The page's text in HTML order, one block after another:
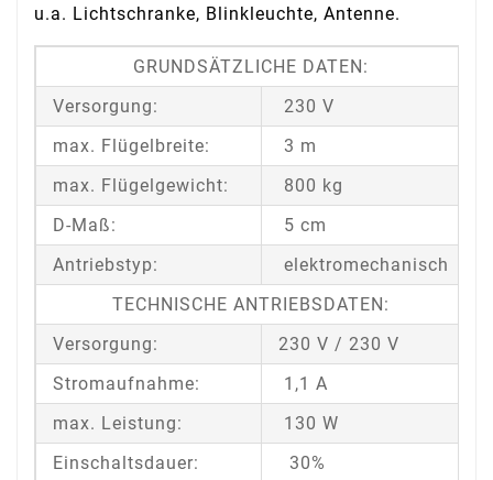
u.a. Lichtschranke, Blinkleuchte, Antenne.
GRUNDSÄTZLICHE DATEN:
Versorgung:
230 V
max. Flügelbreite:
3 m
max. Flügelgewicht:
800 kg
D-Maß:
5 cm
Antriebstyp:
elektromechanisch
TECHNISCHE ANTRIEBSDATEN:
Versorgung:
230 V / 230 V
Stromaufnahme:
1,1 A
max. Leistung:
130 W
Einschaltsdauer:
30%